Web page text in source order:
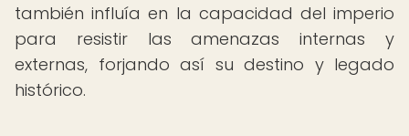
también influía en la capacidad del imperio
para resistir las amenazas internas y
externas, forjando así su destino y legado
histórico.